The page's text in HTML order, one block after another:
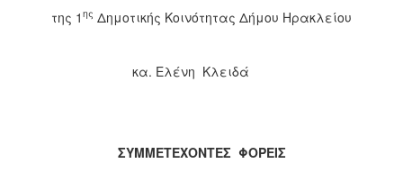
της 1 ης Δημοτικής Κοινότητας Δήμου Ηρακλείου
κα. Ελένη Κλειδά
ΣΥΜΜΕΤΕΧΟΝΤΕΣ ΦΟΡΕΙΣ